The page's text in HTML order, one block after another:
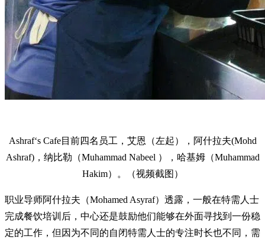
Ashraf‘s Cafe目前四名员工，艾恩（左起），阿什拉夫(Mohd
Ashraf)，纳比勒（Muhammad Nabeel ），哈基姆（Muhammad
Hakim）。（视频截图）
职业导师阿什拉夫（Mohamed Asyraf）透露，一般在特需人士
完成餐饮培训后，中心还是鼓励他们能够在外面寻找到一份稳
定的工作，但因为不同的自闭特需人士的专注时长也不同，需